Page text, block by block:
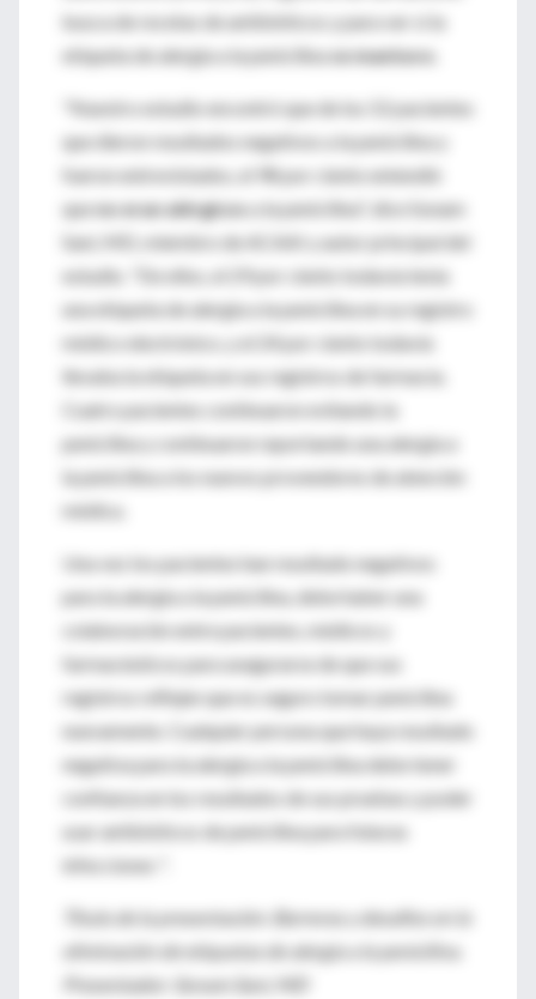
busca de recetas de antibióticos y para ver si la
etiqueta de alergia a la penicilinase mantuvo
"Nuestro estudio encontró que de los 52 pacientes
que dieron resultados negativos a la penicilina y
fueron entrevistados, el 98 por ciento entendió
queno eran alérgicosa la penicilina", dice Sonam
Sani, MD, miembro de ACAAI y autor principal del
estudio. "De ellos, el 29 por ciento todavía tenía
una etiqueta de alergia a la penicilina en su registro
médico electrónico, y el 24 por ciento todavía
llevaba la etiqueta en sus registros de farmacia.
Cuatro pacientes continuaron evitando la
penicilina y continuaron reportando una alergia a
la penicilina a los nuevos proveedores de atención
médica.
Una vez los pacientes han resultado negativos
para la alergia a la penicilina, debe haber una
colaboración entre pacientes, médicos y
farmacéuticos para asegurarse de que sus
registros reflejen que es seguro tomar penicilina
nuevamente. Cualquier persona que haya resultado
negativa para la alergia a la penicilina debe tener
confianza en los resultados de sus pruebas y poder
usar antibióticos de penicilina para futuras
infecciones ".
Título de la presentación: Barreras y desafíos en la
eliminación de etiquetas de alergia a la penicilina.
Presentador: Sonam Sani, MD